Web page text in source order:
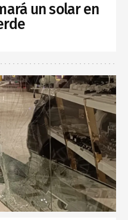
un solar en